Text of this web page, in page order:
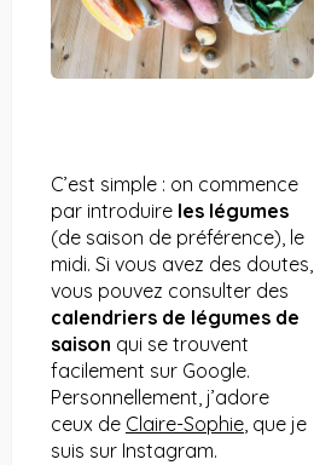
C’est simple : on commence
par introduire les légumes
(de saison de préférence), le
midi. Si vous avez des doutes,
vous pouvez consulter des
calendriers de légumes de
saison qui se trouvent
facilement sur Google.
Personnellement, j’adore
ceux de Claire-Sophie, que je
suis sur Instagram.